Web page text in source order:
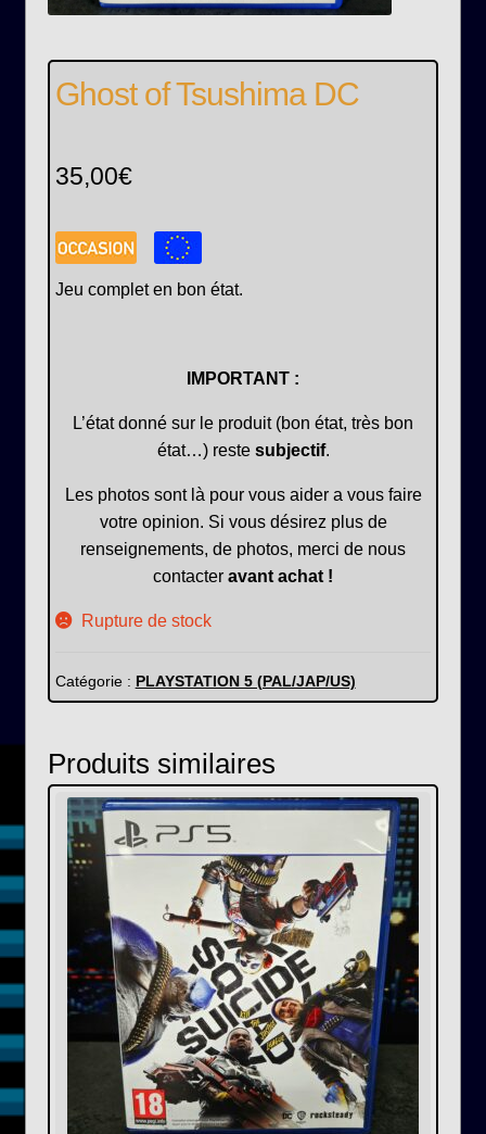
Ghost of Tsushima DC
35,00€
Jeu complet en bon état.
IMPORTANT :
L’état donné sur le produit (bon état, très bon
état…) reste subjectif.
Les photos sont là pour vous aider a vous faire
votre opinion. Si vous désirez plus de
renseignements, de photos, merci de nous
contacter avant achat !
Rupture de stock
Catégorie : PLAYSTATION 5 (PAL/JAP/US)
Produits similaires